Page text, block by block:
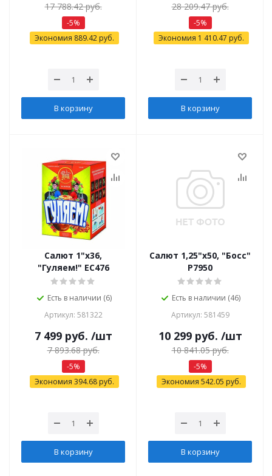
17 788.42руб.
-5%
Экономия 889.42руб.
В корзину
28 209.47руб.
-5%
Экономия 1 410.47 руб.
В корзину
Салют 1"х36,
"Гуляем!" ЕС476
Есть в наличии (6)
Артикул: 581322
7 499руб. /шт
7 893.68руб.
-5%
Экономия 394.68руб.
В корзину
Салют 1,25"х50, "Босс"
Р7950
Есть в наличии (46)
Артикул: 581459
10 299руб. /шт
10 841.05руб.
-5%
Экономия 542.05 руб.
В корзину